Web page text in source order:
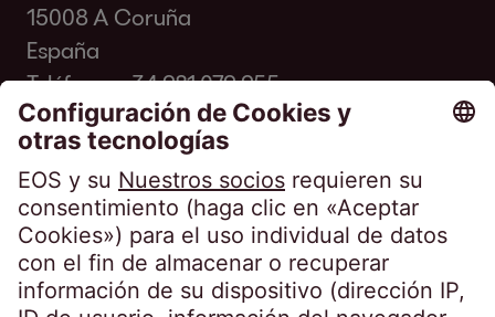
15008 A Coruña
España
Teléfono:+34 981 079 955
Fax: +34 981 281 931
info@eos-spain.es
Preguntas frecuentes de los clientes